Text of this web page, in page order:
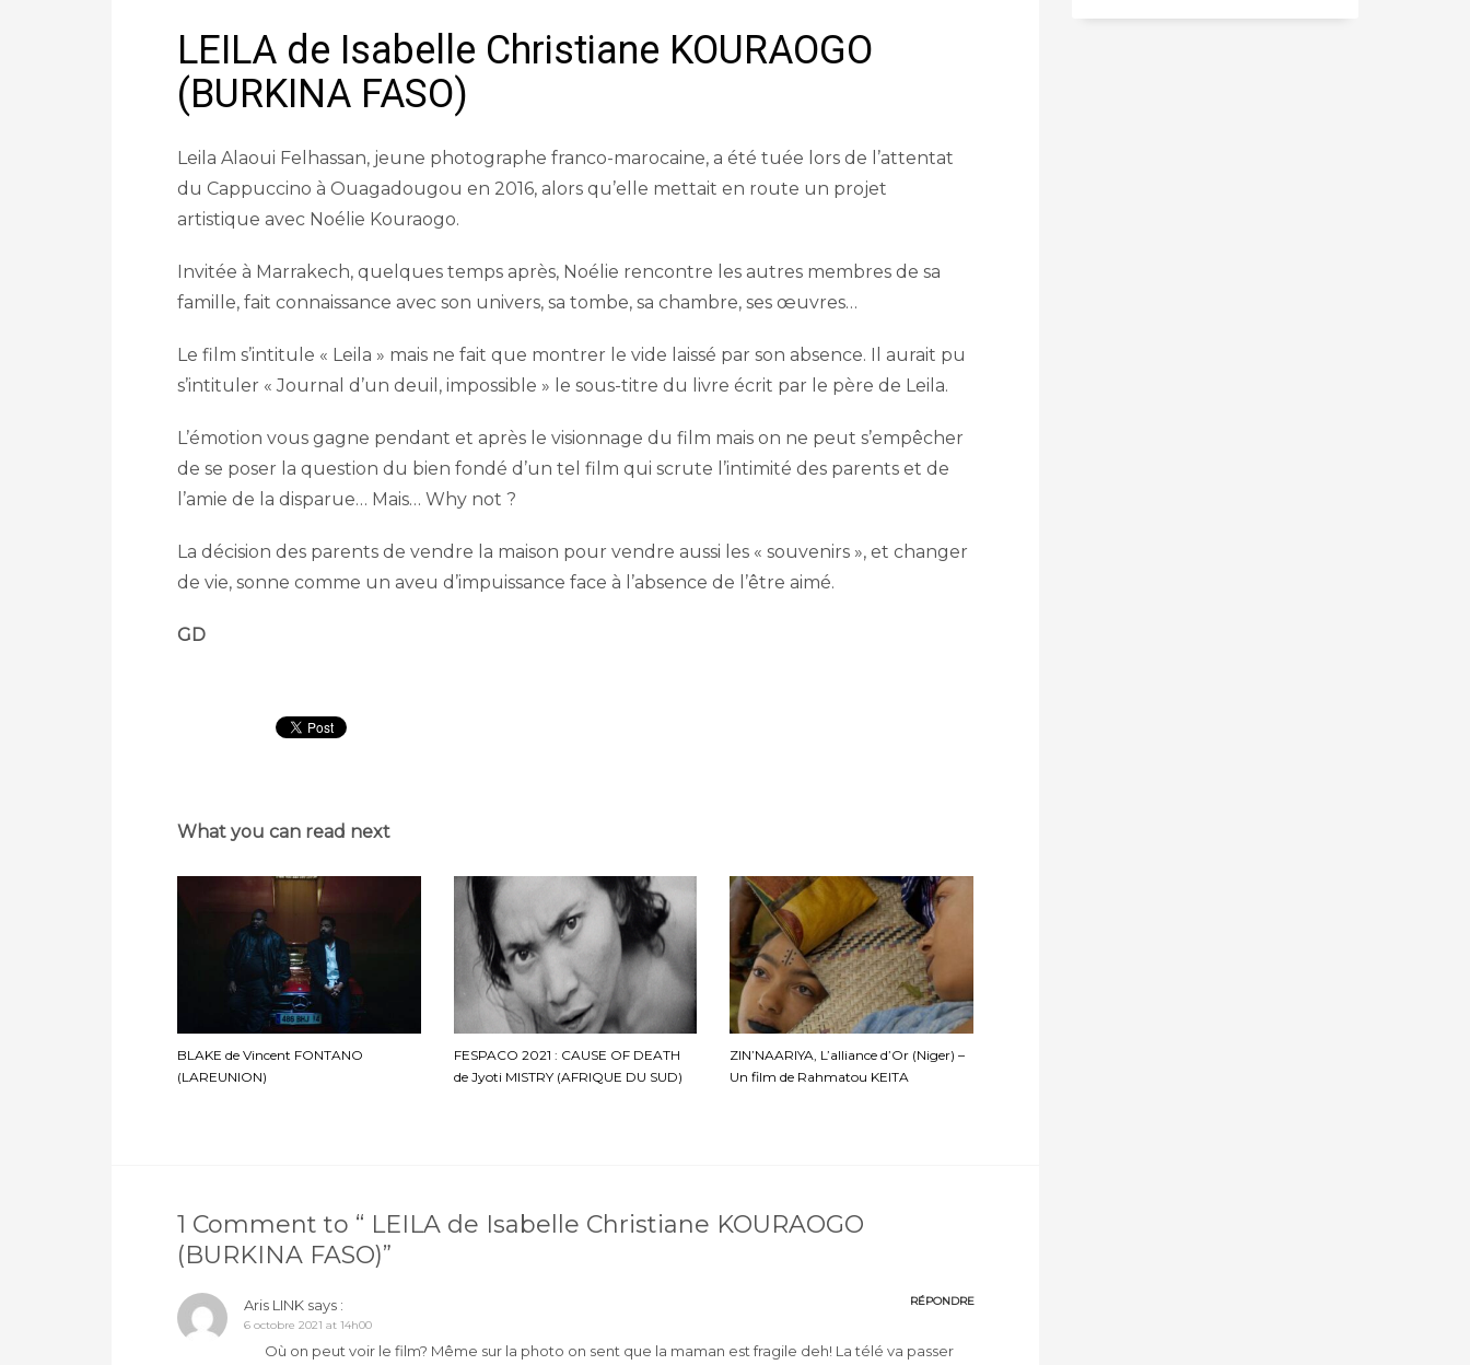
LEILA de Isabelle Christiane KOURAOGO
(BURKINA FASO)
Leila Alaoui Felhassan, jeune photographe franco-marocaine, a été tuée lors de l’attentat
du Cappuccino à Ouagadougou en 2016, alors qu’elle mettait en route un projet
artistique avec Noélie Kouraogo.
Invitée à Marrakech, quelques temps après, Noélie rencontre les autres membres de sa
famille, fait connaissance avec son univers, sa tombe, sa chambre, ses œuvres…
Le film s’intitule « Leila » mais ne fait que montrer le vide laissé par son absence. Il aurait pu
s’intituler « Journal d’un deuil, impossible » le sous-titre du livre écrit par le père de Leila.
L’émotion vous gagne pendant et après le visionnage du film mais on ne peut s’empêcher
de se poser la question du bien fondé d’un tel film qui scrute l’intimité des parents et de
l’amie de la disparue… Mais… Why not ?
La décision des parents de vendre la maison pour vendre aussi les « souvenirs », et changer
de vie, sonne comme un aveu d’impuissance face à l’absence de l’être aimé.
GD
What you can read next
BLAKE de Vincent FONTANO
(LAREUNION)
FESPACO 2021 : CAUSE OF DEATH
de Jyoti MISTRY (AFRIQUE DU SUD)
ZIN’NAARIYA, L’alliance d’Or (Niger) –
Un film de Rahmatou KEITA
1 Comment to “ LEILA de Isabelle Christiane KOURAOGO
(BURKINA FASO)”
Aris LINK says :
RÉPONDRE
6 octobre 2021 at 14h00
Où on peut voir le film? Même sur la photo on sent que la maman est fragile deh! La télé va passer